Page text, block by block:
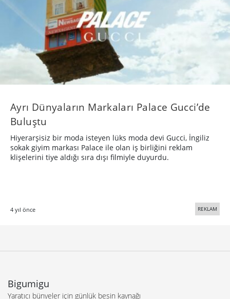
Ayrı Dünyaların Markaları Palace Gucci’de
Buluştu
Hiyerarşisiz bir moda isteyen lüks moda devi Gucci, İngiliz
sokak giyim markası Palace ile olan iş birliğini reklam
klişelerini tiye aldığı sıra dışı filmiyle duyurdu.
4 yıl önce REKLAM
Bigumigu
Yaratıcı bünyeler için günlük besin kaynağı